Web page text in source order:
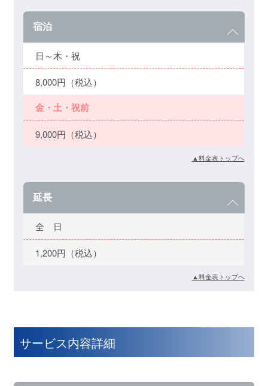
宿泊
日～木・祝
8,000円（税込）
金・土・祝前
9,000円（税込）
▲料金表トップへ
延長
全 日
1,200円（税込）
▲料金表トップへ
サービス内容詳細